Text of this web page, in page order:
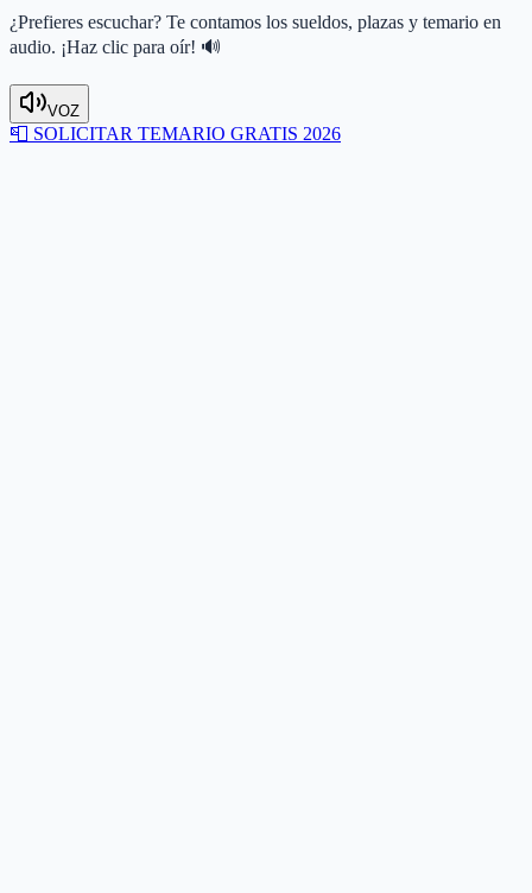
¿Prefieres escuchar? Te contamos los sueldos, plazas y temario en
audio. ¡Haz clic para oír! 🔊
VOZ
📮 SOLICITAR TEMARIO GRATIS 2026